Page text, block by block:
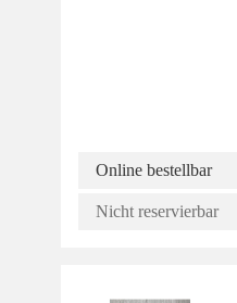
Online bestellbar
Nicht reservierbar